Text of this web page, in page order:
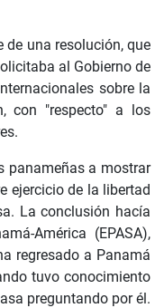
de una resolución, que
al Gobierno de
sobre la
con "respecto" a los
panameñas a mostrar
ejercicio de la libertad
La conclusión hacía
América (EPASA),
regresado a Panamá
tuvo conocimiento
preguntando por él.